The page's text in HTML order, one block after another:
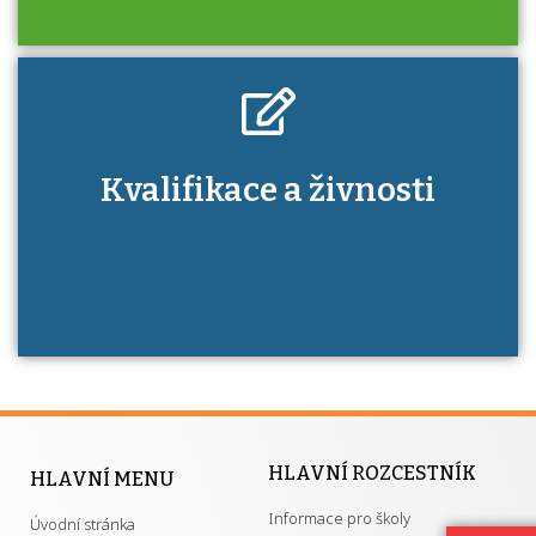
Kdo je to autorizovaná osoba a jaké výhody
má získání autorizace?
Kvalifikace a živnosti
HLAVNÍ MENU
Úvodní stránka
HLAVNÍ ROZCESTNÍK
Informace pro školy